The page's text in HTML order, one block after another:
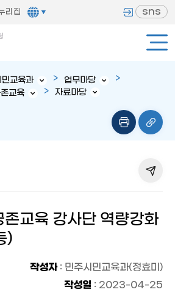
리집 sns
교육과
업무마당
교육
자료마당
교육 강사단 역량강화
)
작성자: 민주시민교육과(정효미)
작성일 : 2023-04-25